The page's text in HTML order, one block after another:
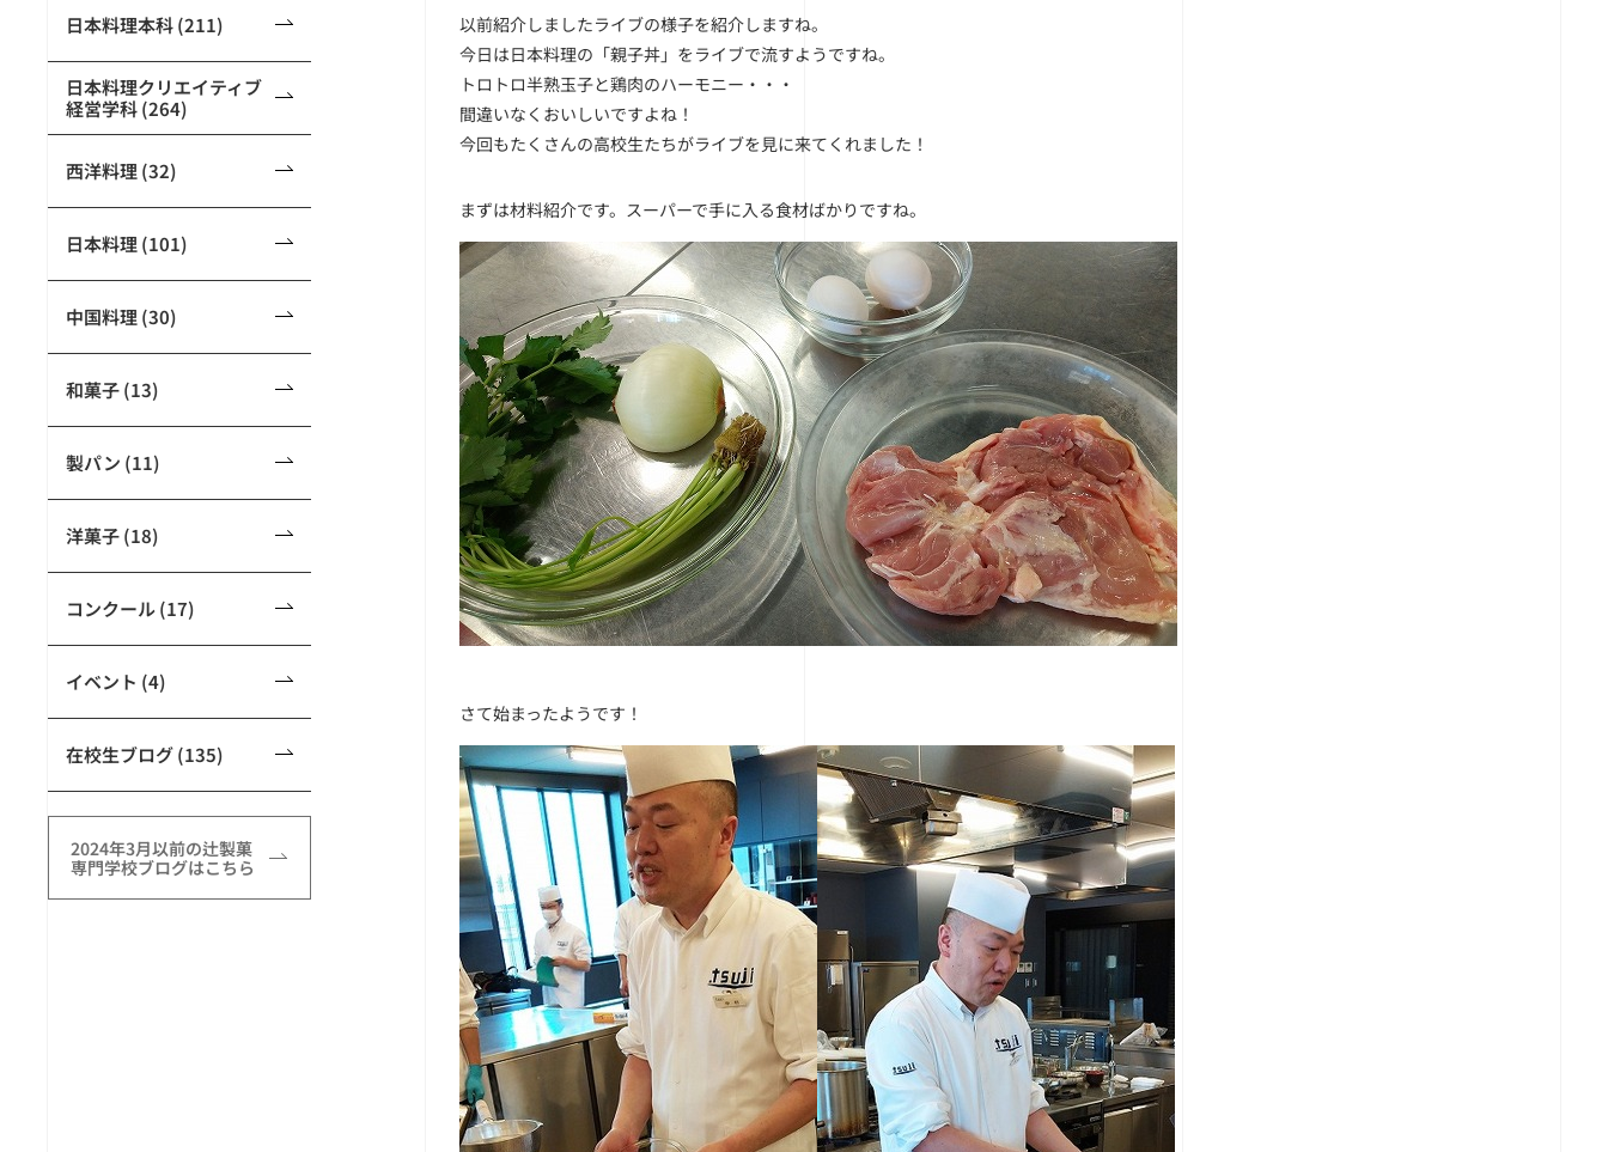
日本料理本科 (211)
日本料理クリエイティブ
経営学科 (264)
西洋料理 (32)
日本料理 (101)
中国料理 (30)
和菓子 (13)
製パン (11)
洋菓子 (18)
コンクール (17)
イベント (4)
在校生ブログ (135)
2024年3月以前の辻製菓
専門学校ブログはこちら
以前紹介しましたライブの様子を紹介しますね。
今日は日本料理の「親子丼」をライブで流すようですね。
トロトロ半熟玉子と鶏肉のハーモニー・・・
間違いなくおいしいですよね！
今回もたくさんの高校生たちがライブを見に来てくれました！
まずは材料紹介です。スーパーで手に入る食材ばかりですね。
さて始まったようです！